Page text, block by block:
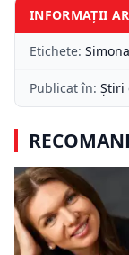
INFORMAȚII
Etichete:
Publicat în: Știri